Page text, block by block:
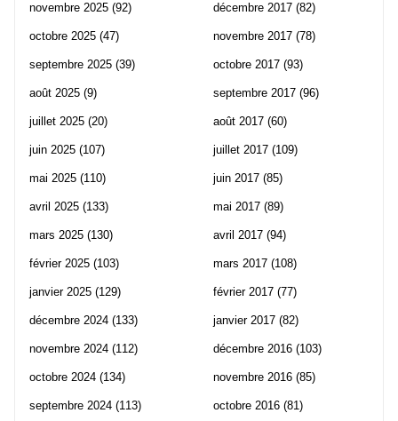
novembre 2025 (92)
octobre 2025 (47)
septembre 2025 (39)
août 2025 (9)
juillet 2025 (20)
juin 2025 (107)
mai 2025 (110)
avril 2025 (133)
mars 2025 (130)
février 2025 (103)
janvier 2025 (129)
décembre 2024 (133)
novembre 2024 (112)
octobre 2024 (134)
septembre 2024 (113)
décembre 2017 (82)
novembre 2017 (78)
octobre 2017 (93)
septembre 2017 (96)
août 2017 (60)
juillet 2017 (109)
juin 2017 (85)
mai 2017 (89)
avril 2017 (94)
mars 2017 (108)
février 2017 (77)
janvier 2017 (82)
décembre 2016 (103)
novembre 2016 (85)
octobre 2016 (81)